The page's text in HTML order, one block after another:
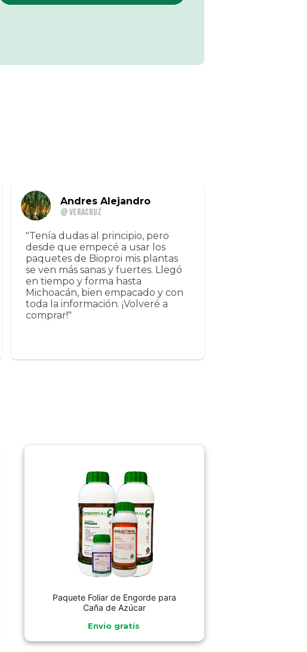
Andres Alejandro
@ Veracruz
"Tenía dudas al principio, pero
desde que empecé a usar los
paquetes de Bioproi mis plantas
se ven más sanas y fuertes. Llegó
en tiempo y forma hasta
Michoacán, bien empacado y con
toda la información. ¡Volveré a
comprar!"
Paquete Foliar de Engorde para
Caña de Azúcar
Envio gratis